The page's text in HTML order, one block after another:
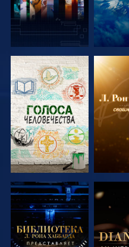
СМОТРЕТЬ
ПЕРЕДАЧИ
СМОТРЕТЬ
ПЕРЕДАЧИ